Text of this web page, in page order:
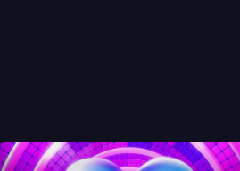
que Game Freak sait faire autre
la période de Gamescom, avec Star Wars,
au mois de juin. Vous trouverez